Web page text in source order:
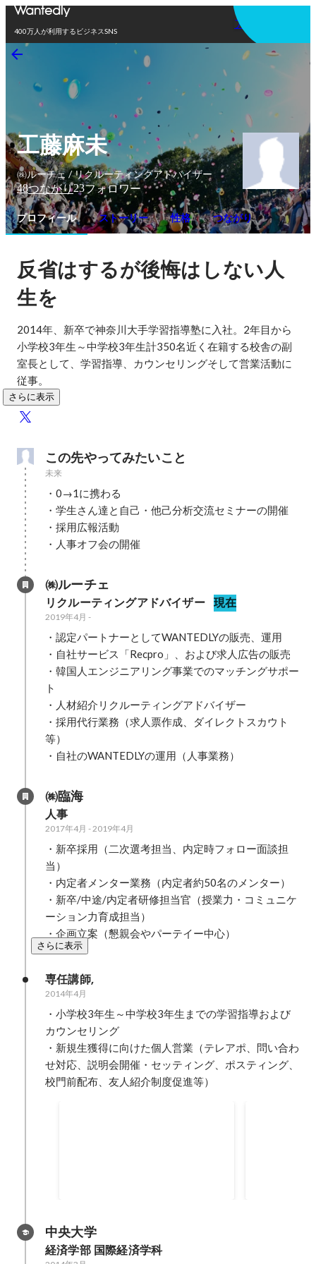
400万人が利用するビジネスSNS
アプリを使う
工藤麻未
㈱ルーチェ / リクルーティングアドバイザー
48つながり23フォロワー
プロフィール ストーリー 性格 つながり
反省はするが後悔はしない人
生を
2014年、新卒で神奈川大手学習指導塾に入社。2年目から
小学校3年生～中学校3年生計350名近く在籍する校舎の副
室長として、学習指導、カウンセリングそして営業活動に
従事。
さらに表示
この先やってみたいこと
未来
・0→1に携わる
・学生さん達と自己・他己分析交流セミナーの開催
・採用広報活動
・人事オフ会の開催
㈱ルーチェ
リクルーティングアドバイザー 現在
2019年4月 -
・認定パートナーとしてWANTEDLYの販売、運用
・自社サービス「Recpro」、および求人広告の販売
・韓国人エンジニアリング事業でのマッチングサポー
ト
・人材紹介リクルーティングアドバイザー
・採用代行業務（求人票作成、ダイレクトスカウト
等）
・自社のWANTEDLYの運用（人事業務）
㈱臨海
人事
2017年4月 -2019年4月
・新卒採用（二次選考担当、内定時フォロー面談担
当）
・内定者メンター業務（内定者約50名のメンター）
・新卒/中途/内定者研修担当官（授業力・コミュニケ
ーション力育成担当）
・企画立案（懇親会やパーテイー中心）
さらに表示
専任講師,
2014年4月
・小学校3年生～中学校3年生までの学習指導および
カウンセリング
・新規生獲得に向けた個人営業（テレアポ、問い合わ
せ対応、説明会開催・セッティング、ポスティング、
校門前配布、友人紹介制度促進等）
中央大学
経済学部 国際経済学科